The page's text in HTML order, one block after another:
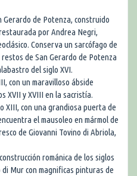
Gerardo de Potenza, construido
por Andrea Negri,
Conserva un sarcófago de
de San Gerardo de Potenza
del siglo XVI.
con un maravilloso ábside
XVII y XVIII en la sacristía.
XIII, con una grandiosa puerta de
el mausoleo en mármol de
de Giovanni Tovino di Abriola,
románica de los siglos
Mur con magnificas pinturas de